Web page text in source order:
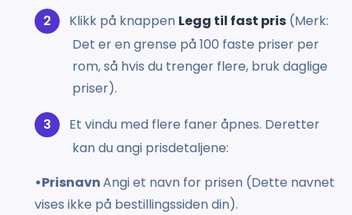
Klikk på knappen Legg til fast pris (Merk:
Det er en grense på 100 faste priser per
rom, så hvis du trenger flere, bruk daglige
priser).
Et vindu med flere faner åpnes. Deretter
kan du angi prisdetaljene:
•PrisnavnAngi et navn for prisen (Dette navnet
vises ikke på bestillingssiden din).